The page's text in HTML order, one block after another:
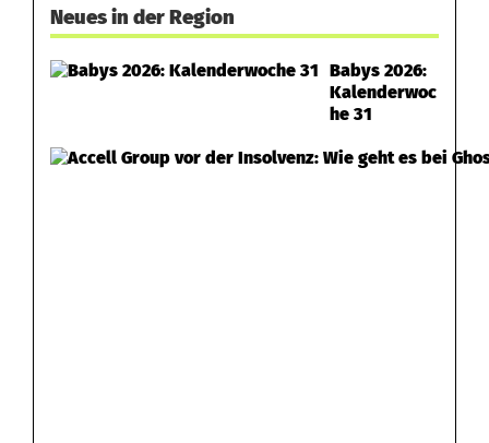
Neues in der Region
Babys 2026:
Kalenderwoc
he 31